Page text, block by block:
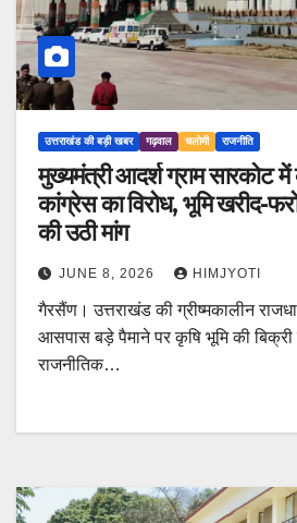
उत्तराखंड की बड़ी खबर गढ़वाल चलोमी राजनीति
मुख्यमंत्री आदर्श ग्राम सारकोट में
कांग्रेस का विरोध, भूमि खरीद-
की उठी मांग
JUNE 8, 2026 HIMJYOTI
गैरसैंण। उत्तराखंड की ग्रीष्मकालीन
आसपास बड़े पैमाने पर कृषि भूमि की बिक्री
राजनीतिक…